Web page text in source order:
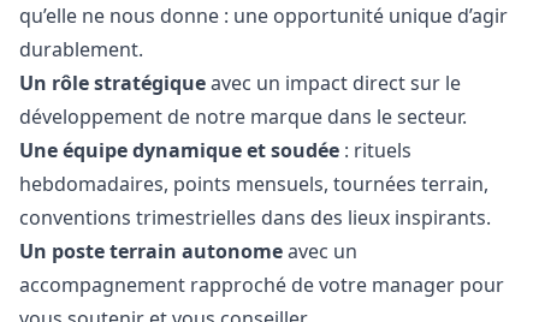
qu’elle ne nous donne : une opportunité unique d’agir
durablement.
Un rôle stratégiqueavec un impact direct sur le
développement de notre marque dans le secteur.
Une équipe dynamique et soudée : rituels
hebdomadaires, points mensuels, tournées terrain,
conventions trimestrielles dans des lieux inspirants.
Un poste terrain autonomeavec un
accompagnement rapproché de votre manager pour